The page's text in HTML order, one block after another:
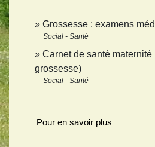
Grossesse : examens
Social - Santé
Carnet de santé maternité
grossesse)
Social - Santé
Pour en savoir plus